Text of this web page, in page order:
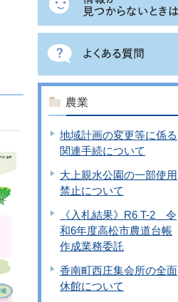
農業
地域計画の変更等に係る
関連手続について
大上親水公園の一部使用
禁止について
《入札結果》R6 T-2 令
和6年度高松市農道台帳
作成業務委託
香南町西庄集会所の全面
休館について